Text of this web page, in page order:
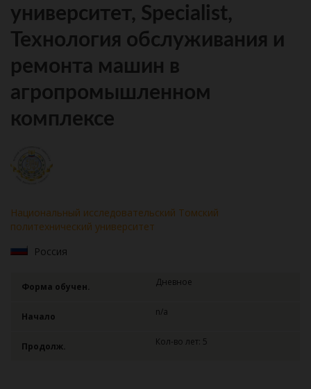
университет, Specialist,
Технология обслуживания и
ремонта машин в
агропромышленном
комплексе
Национальный исследовательский Томский
политехнический университет
Россия
Форма обучен. Дневное
Начало n/a
Продолж. Кол-во лет: 5